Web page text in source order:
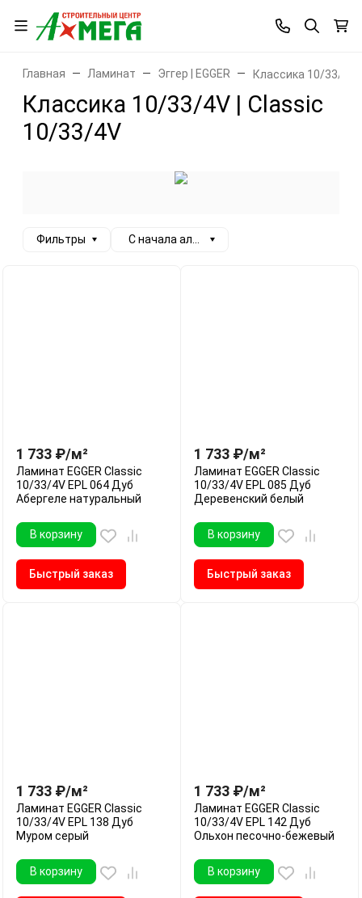
Главная Ламинат Эггер | EGGER Классика 10/33/4V
Классика 10/33/4V | Classic
10/33/4V
Фильтры С начала алфавита
1 733 ₽/м²
Ламинат EGGER Classic
10/33/4V EPL 064 Дуб
Абергеле натуральный
В корзину
Быстрый заказ
1 733 ₽/м²
Ламинат EGGER Classic
10/33/4V EPL 085 Дуб
Деревенский белый
В корзину
Быстрый заказ
1 733 ₽/м²
Ламинат EGGER Classic
10/33/4V EPL 138 Дуб
Муром серый
В корзину
1 733 ₽/м²
Ламинат EGGER Classic
10/33/4V EPL 142 Дуб
Ольхон песочно-бежевый
В корзину